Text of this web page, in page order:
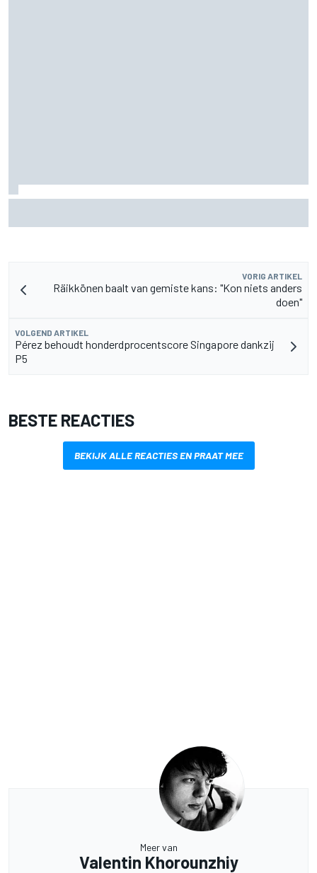
VORIG ARTIKEL
Räikkönen baalt van gemiste kans: "Kon niets anders
doen"
VOLGEND ARTIKEL
Pérez behoudt honderdprocentscore Singapore dankzij
P5
BESTE REACTIES
BEKIJK ALLE REACTIES EN PRAAT MEE
Meer van
Valentin Khorounzhiy